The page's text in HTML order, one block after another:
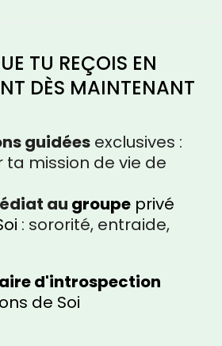
TU REÇOIS EN
DÈS MAINTENANT
guidées exclusives :
ta mission de vie de
au groupe privé
: sororité, entraide,
d'introspection
de Soi